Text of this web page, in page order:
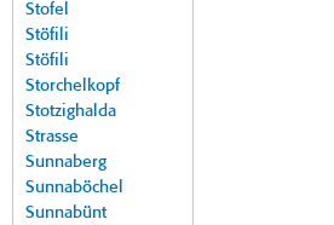
Stofel
Stöfili
Stöfili
Storchelkopf
Stotzighalda
Strasse
Sunnaberg
Sunnaböchel
Sunnabünt